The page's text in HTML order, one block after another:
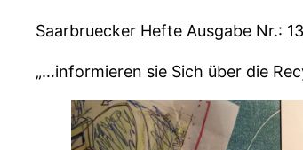
Saarbruecker Hefte Ausgabe Nr.:
„…informieren sie Sich über die